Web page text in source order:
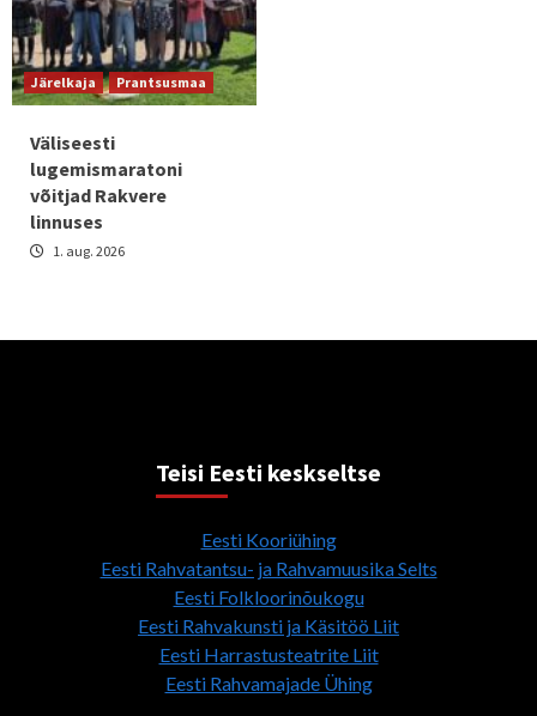
Järelkaja Prantsusmaa
Väliseesti
lugemismaratoni
võitjad Rakvere
linnuses
1. aug. 2026
Teisi Eesti keskseltse
Eesti Kooriühing
Eesti Rahvatantsu- ja Rahvamuusika Selts
Eesti Folkloorinõukogu
Eesti Rahvakunsti ja Käsitöö Liit
Eesti Harrastusteatrite Liit
Eesti Rahvamajade Ühing